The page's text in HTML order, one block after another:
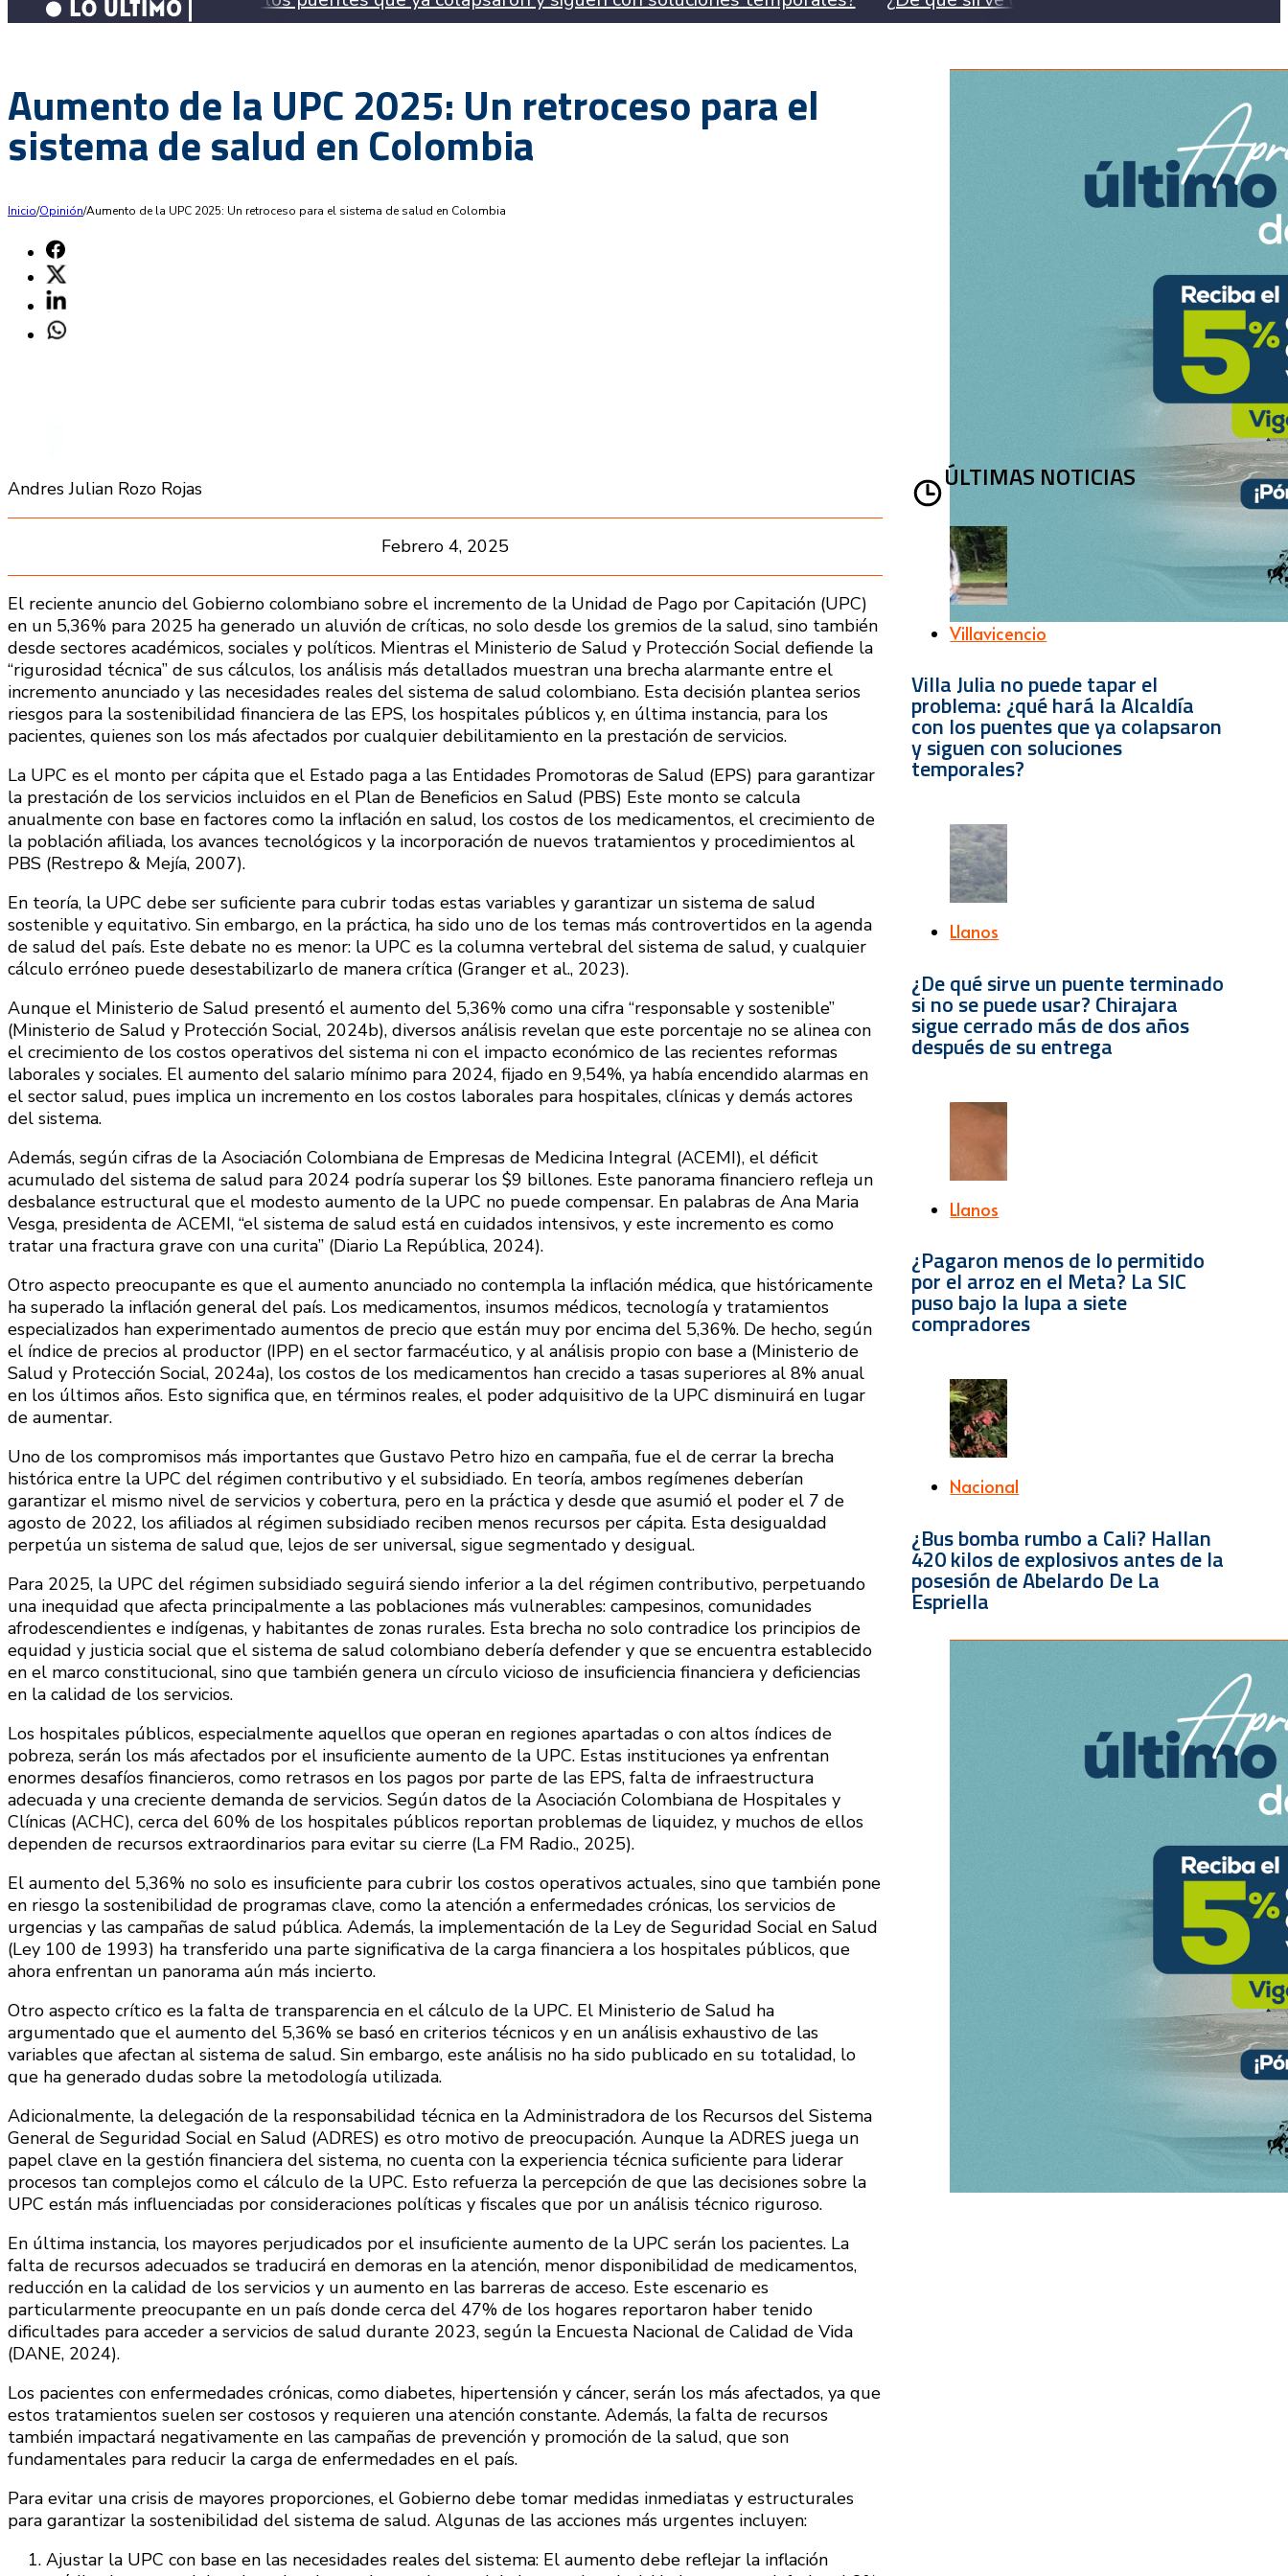
Aumento de la UPC 2025: Un retroceso para el
sistema de salud en Colombia
Inicio/Opinión/Aumento de la UPC 2025: Un retroceso para el sistema de salud en Colombia
Andres Julian Rozo Rojas
Febrero 4, 2025
El reciente anuncio del Gobierno colombiano sobre el incremento de la Unidad de Pago por Capitación (UPC)
en un 5,36% para 2025 ha generado un aluvión de críticas, no solo desde los gremios de la salud, sino también
desde sectores académicos, sociales y políticos. Mientras el Ministerio de Salud y Protección Social defiende la
“rigurosidad técnica” de sus cálculos, los análisis más detallados muestran una brecha alarmante entre el
incremento anunciado y las necesidades reales del sistema de salud colombiano. Esta decisión plantea serios
riesgos para la sostenibilidad financiera de las EPS, los hospitales públicos y, en última instancia, para los
pacientes, quienes son los más afectados por cualquier debilitamiento en la prestación de servicios.
La UPC es el monto per cápita que el Estado paga a las Entidades Promotoras de Salud (EPS) para garantizar
la prestación de los servicios incluidos en el Plan de Beneficios en Salud (PBS) Este monto se calcula
anualmente con base en factores como la inflación en salud, los costos de los medicamentos, el crecimiento de
la población afiliada, los avances tecnológicos y la incorporación de nuevos tratamientos y procedimientos al
PBS (Restrepo & Mejía, 2007).
En teoría, la UPC debe ser suficiente para cubrir todas estas variables y garantizar un sistema de salud
sostenible y equitativo. Sin embargo, en la práctica, ha sido uno de los temas más controvertidos en la agenda
de salud del país. Este debate no es menor: la UPC es la columna vertebral del sistema de salud, y cualquier
cálculo erróneo puede desestabilizarlo de manera crítica (Granger et al., 2023).
Aunque el Ministerio de Salud presentó el aumento del 5,36% como una cifra “responsable y sostenible”
(Ministerio de Salud y Protección Social, 2024b), diversos análisis revelan que este porcentaje no se alinea con
el crecimiento de los costos operativos del sistema ni con el impacto económico de las recientes reformas
laborales y sociales. El aumento del salario mínimo para 2024, fijado en 9,54%, ya había encendido alarmas en
el sector salud, pues implica un incremento en los costos laborales para hospitales, clínicas y demás actores
del sistema.
Además, según cifras de la Asociación Colombiana de Empresas de Medicina Integral (ACEMI), el déficit
acumulado del sistema de salud para 2024 podría superar los $9 billones. Este panorama financiero refleja un
desbalance estructural que el modesto aumento de la UPC no puede compensar. En palabras de Ana Maria
Vesga, presidenta de ACEMI, “el sistema de salud está en cuidados intensivos, y este incremento es como
tratar una fractura grave con una curita” (Diario La República, 2024).
Otro aspecto preocupante es que el aumento anunciado no contempla la inflación médica, que históricamente
ha superado la inflación general del país. Los medicamentos, insumos médicos, tecnología y tratamientos
especializados han experimentado aumentos de precio que están muy por encima del 5,36%. De hecho, según
el índice de precios al productor (IPP) en el sector farmacéutico, y al análisis propio con base a (Ministerio de
Salud y Protección Social, 2024a), los costos de los medicamentos han crecido a tasas superiores al 8% anual
en los últimos años. Esto significa que, en términos reales, el poder adquisitivo de la UPC disminuirá en lugar
de aumentar.
Uno de los compromisos más importantes que Gustavo Petro hizo en campaña, fue el de cerrar la brecha
histórica entre la UPC del régimen contributivo y el subsidiado. En teoría, ambos regímenes deberían
garantizar el mismo nivel de servicios y cobertura, pero en la práctica y desde que asumió el poder el 7 de
agosto de 2022, los afiliados al régimen subsidiado reciben menos recursos per cápita. Esta desigualdad
perpetúa un sistema de salud que, lejos de ser universal, sigue segmentado y desigual.
Para 2025, la UPC del régimen subsidiado seguirá siendo inferior a la del régimen contributivo, perpetuando
una inequidad que afecta principalmente a las poblaciones más vulnerables: campesinos, comunidades
afrodescendientes e indígenas, y habitantes de zonas rurales. Esta brecha no solo contradice los principios de
equidad y justicia social que el sistema de salud colombiano debería defender y que se encuentra establecido
en el marco constitucional, sino que también genera un círculo vicioso de insuficiencia financiera y deficiencias
en la calidad de los servicios.
Los hospitales públicos, especialmente aquellos que operan en regiones apartadas o con altos índices de
pobreza, serán los más afectados por el insuficiente aumento de la UPC. Estas instituciones ya enfrentan
enormes desafíos financieros, como retrasos en los pagos por parte de las EPS, falta de infraestructura
adecuada y una creciente demanda de servicios. Según datos de la Asociación Colombiana de Hospitales y
Clínicas (ACHC), cerca del 60% de los hospitales públicos reportan problemas de liquidez, y muchos de ellos
dependen de recursos extraordinarios para evitar su cierre (La FM Radio., 2025).
El aumento del 5,36% no solo es insuficiente para cubrir los costos operativos actuales, sino que también pone
en riesgo la sostenibilidad de programas clave, como la atención a enfermedades crónicas, los servicios de
urgencias y las campañas de salud pública. Además, la implementación de la Ley de Seguridad Social en Salud
(Ley 100 de 1993) ha transferido una parte significativa de la carga financiera a los hospitales públicos, que
ahora enfrentan un panorama aún más incierto.
Otro aspecto crítico es la falta de transparencia en el cálculo de la UPC. El Ministerio de Salud ha
argumentado que el aumento del 5,36% se basó en criterios técnicos y en un análisis exhaustivo de las
variables que afectan al sistema de salud. Sin embargo, este análisis no ha sido publicado en su totalidad, lo
que ha generado dudas sobre la metodología utilizada.
Adicionalmente, la delegación de la responsabilidad técnica en la Administradora de los Recursos del Sistema
General de Seguridad Social en Salud (ADRES) es otro motivo de preocupación. Aunque la ADRES juega un
papel clave en la gestión financiera del sistema, no cuenta con la experiencia técnica suficiente para liderar
procesos tan complejos como el cálculo de la UPC. Esto refuerza la percepción de que las decisiones sobre la
UPC están más influenciadas por consideraciones políticas y fiscales que por un análisis técnico riguroso.
En última instancia, los mayores perjudicados por el insuficiente aumento de la UPC serán los pacientes. La
falta de recursos adecuados se traducirá en demoras en la atención, menor disponibilidad de medicamentos,
reducción en la calidad de los servicios y un aumento en las barreras de acceso. Este escenario es
particularmente preocupante en un país donde cerca del 47% de los hogares reportaron haber tenido
dificultades para acceder a servicios de salud durante 2023, según la Encuesta Nacional de Calidad de Vida
(DANE, 2024).
Los pacientes con enfermedades crónicas, como diabetes, hipertensión y cáncer, serán los más afectados, ya que
estos tratamientos suelen ser costosos y requieren una atención constante. Además, la falta de recursos
también impactará negativamente en las campañas de prevención y promoción de la salud, que son
fundamentales para reducir la carga de enfermedades en el país.
Para evitar una crisis de mayores proporciones, el Gobierno debe tomar medidas inmediatas y estructurales
para garantizar la sostenibilidad del sistema de salud. Algunas de las acciones más urgentes incluyen:
Ajustar la UPC con base en las necesidades reales del sistema: El aumento debe reflejar la inflación
ÚLTIMAS NOTICIAS
Villavicencio
Villa Julia no puede tapar el
problema: ¿qué hará la Alcaldía
con los puentes que ya colapsaron
y siguen con soluciones
temporales?
Llanos
¿De qué sirve un puente terminado
si no se puede usar? Chirajara
sigue cerrado más de dos años
después de su entrega
Llanos
¿Pagaron menos de lo permitido
por el arroz en el Meta? La SIC
puso bajo la lupa a siete
compradores
Nacional
¿Bus bomba rumbo a Cali? Hallan
420 kilos de explosivos antes de la
posesión de Abelardo De La
Espriella